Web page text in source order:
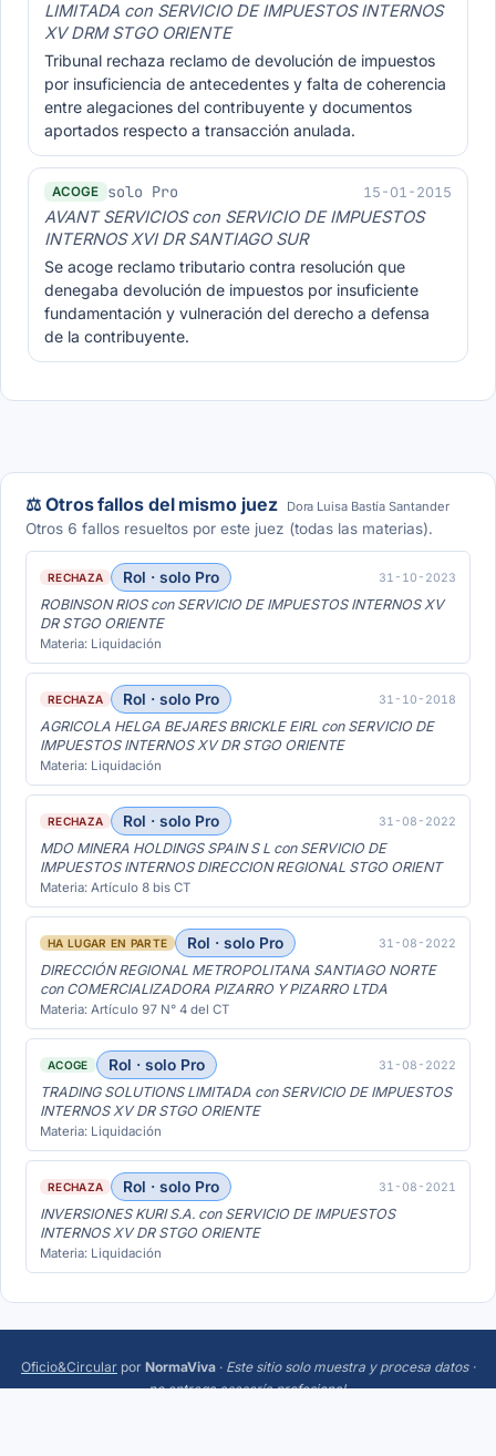
LIMITADA con SERVICIO DE IMPUESTOS INTERNOS
XV DRM STGO ORIENTE
Tribunal rechaza reclamo de devolución de impuestos
por insuficiencia de antecedentes y falta de coherencia
entre alegaciones del contribuyente y documentos
aportados respecto a transacción anulada.
ACOGE solo Pro 15-01-2015
AVANT SERVICIOS con SERVICIO DE IMPUESTOS
INTERNOS XVI DR SANTIAGO SUR
Se acoge reclamo tributario contra resolución que
denegaba devolución de impuestos por insuficiente
fundamentación y vulneración del derecho a defensa
de la contribuyente.
⚖️ Otros fallos del mismo juez Dora Luisa Bastía Santander
Otros 6 fallos resueltos por este juez (todas las materias).
RECHAZA Rol · solo Pro 31-10-2023
ROBINSON RIOS con SERVICIO DE IMPUESTOS INTERNOS XV
DR STGO ORIENTE
Materia: Liquidación
RECHAZA Rol · solo Pro 31-10-2018
AGRICOLA HELGA BEJARES BRICKLE EIRL con SERVICIO DE
IMPUESTOS INTERNOS XV DR STGO ORIENTE
Materia: Liquidación
RECHAZA Rol · solo Pro 31-08-2022
MDO MINERA HOLDINGS SPAIN S L con SERVICIO DE
IMPUESTOS INTERNOS DIRECCION REGIONAL STGO ORIENT
Materia: Artículo 8 bis CT
HA LUGAR EN PARTE Rol · solo Pro 31-08-2022
DIRECCIÓN REGIONAL METROPOLITANA SANTIAGO NORTE
con COMERCIALIZADORA PIZARRO Y PIZARRO LTDA
Materia: Artículo 97 N° 4 del CT
ACOGE Rol · solo Pro 31-08-2022
TRADING SOLUTIONS LIMITADA con SERVICIO DE IMPUESTOS
INTERNOS XV DR STGO ORIENTE
Materia: Liquidación
RECHAZA Rol · solo Pro 31-08-2021
INVERSIONES KURI S.A. con SERVICIO DE IMPUESTOS
INTERNOS XV DR STGO ORIENTE
Materia: Liquidación
Oficio&Circular por NormaViva · Este sitio solo muestra y procesa datos ·
no entrega asesoría profesional.